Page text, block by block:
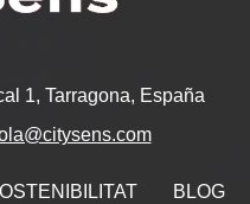
1, Tarragona, España
BLOG